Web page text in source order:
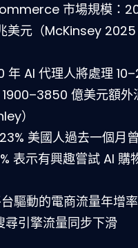
市場規模：
美元（McKinsey
年 AI 代理人將處理
億美元額外
）
美國人過去一個月
表示有興趣嘗試 AI 購
驅動的電商流量年增率
尋引擎流量同步下滑